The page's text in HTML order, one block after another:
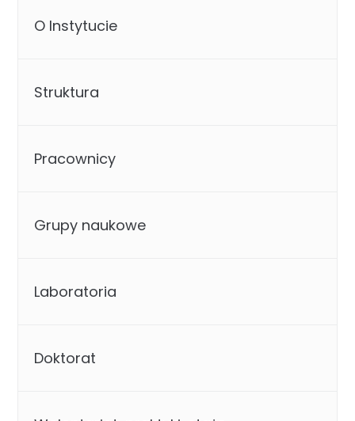
O Instytucie
Struktura
Pracownicy
Grupy naukowe
Laboratoria
Doktorat